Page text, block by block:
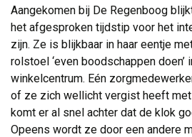
Aangekomen bij De Regenboog
het afgesproken tijdstip voor het
zijn. Ze is blijkbaar in haar eentje
rolstoel ‘even boodschappen doen’
winkelcentrum. Eén
of ze zich wellicht vergist heeft
komt er al snel achter dat de klok
Opeens wordt ze door een andere